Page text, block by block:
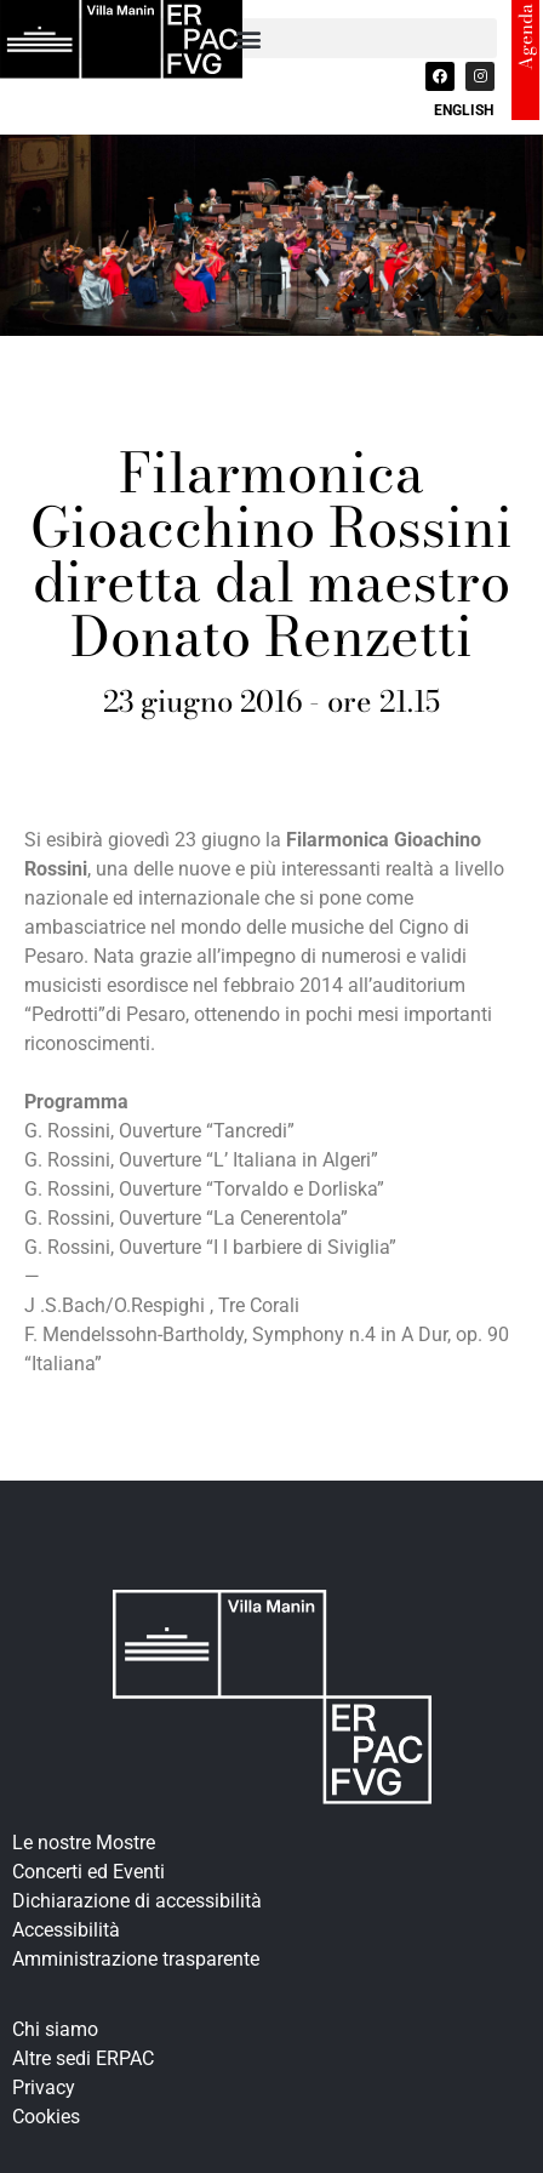
ENGLISH
Agenda
Filarmonica
Gioacchino Rossini
diretta dal maestro
Donato Renzetti
23 giugno 2016 - ore 21.15
Si esibirà giovedì 23 giugno la Filarmonica Gioachino
Rossini, una delle nuove e più interessanti realtà a livello
nazionale ed internazionale che si pone come
ambasciatrice nel mondo delle musiche del Cigno di
Pesaro. Nata grazie all’impegno di numerosi e validi
musicisti esordisce nel febbraio 2014 all’auditorium
“Pedrotti”di Pesaro, ottenendo in pochi mesi importanti
riconoscimenti.
Programma
G. Rossini, Ouverture “Tancredi”
G. Rossini, Ouverture “L’ Italiana in Algeri”
G. Rossini, Ouverture “Torvaldo e Dorliska”
G. Rossini, Ouverture “La Cenerentola”
G. Rossini, Ouverture “I l barbiere di Siviglia”
—
J .S.Bach/O.Respighi , Tre Corali
F. Mendelssohn-Bartholdy, Symphony n.4 in A Dur, op. 90
“Italiana”
Le nostre Mostre
Concerti ed Eventi
Dichiarazione di accessibilità
Accessibilità
Amministrazione trasparente
Chi siamo
Altre sedi ERPAC
Privacy
Cookies